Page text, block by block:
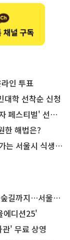
인 투표
대학 선착순 신청
' 선착순 5천명
한 해법은?
식생활 교육' 현장
울둘레길 15코스
에디션25'
' 무료 상영